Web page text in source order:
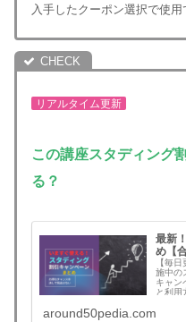
入手したクーポン選択で使用
リアルタイム更新
この講座スタディング
る？
最新
め【
【毎
施中の
キャン
と利用
around50pedia.com